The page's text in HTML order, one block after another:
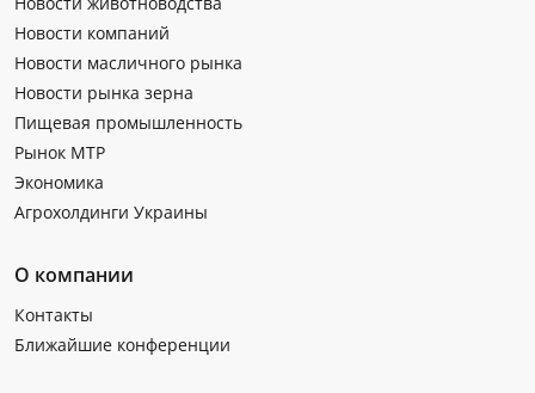
Новости компаний
Новости масличного рынка
Новости рынка зерна
Пищевая промышленность
Рынок МТР
Экономика
Агрохолдинги Украины
О компании
Контакты
Ближайшие конференции